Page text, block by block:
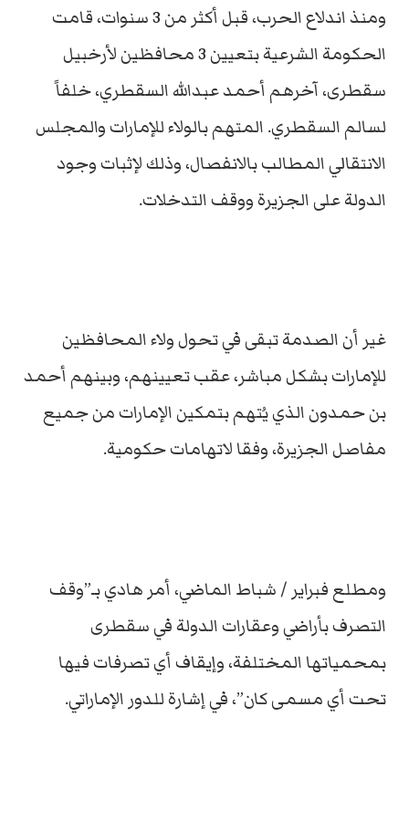
ومنذ اندلاع الحرب، قبل أكثر من 3 سنوات، قامت
الحكومة الشرعية بتعيين 3 محافظين لأرخبيل
سقطرى، آخرهم أحمد عبدالله السقطري، خلفاً
لسالم السقطري. المتهم بالولاء للإمارات والمجلس
الانتقالي المطالب بالانفصال، وذلك لإثبات وجود
الدولة على الجزيرة ووقف التدخلات.
غير أن الصدمة تبقى في تحول ولاء المحافظين
للإمارات بشكل مباشر، عقب تعيينهم، وبينهم أحمد
بن حمدون الذي يُتهم بتمكين الإمارات من جميع
مفاصل الجزيرة، وفقا لاتهامات حكومية.
ومطلع فبراير / شباط الماضي، أمر هادي بـ”وقف
التصرف بأراضي وعقارات الدولة في سقطرى
بمحمياتها المختلفة، وإيقاف أي تصرفات فيها
تحت أي مسمى كان”، في إشارة للدور الإماراتي.